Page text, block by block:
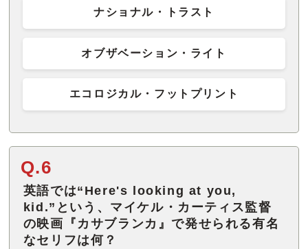
ナショナル・トラスト
オブザベーション・ライト
エコロジカル・フットプリント
Q.6
英語では“Here's looking at you,
kid.”という、マイケル・カーティス監督
の映画『カサブランカ』で発せられる有名
なセリフは何？